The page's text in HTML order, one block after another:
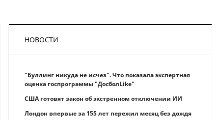
НОВОСТИ
"Буллинг никуда не исчез". Что показала экспертная
оценка госпрограммы "ДосболLike"
США готовят закон об экстренном отключении ИИ
Лондон впервые за 155 лет пережил месяц без дождя